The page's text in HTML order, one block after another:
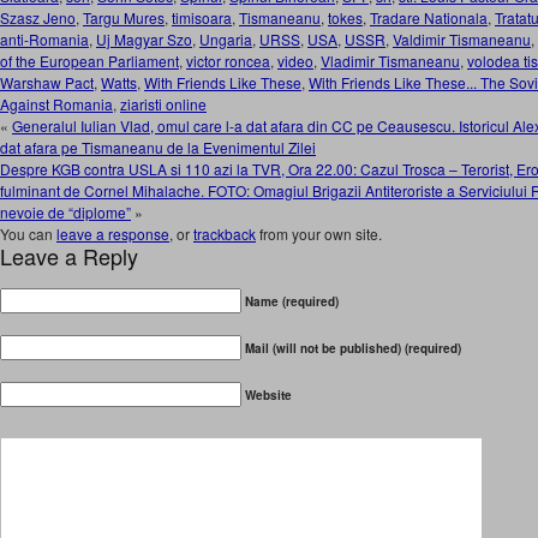
Szasz Jeno, Targu Mures, timisoara, Tismaneanu, tokes, Tradare Nationala,
anti-Romania, Uj Magyar Szo, Ungaria, URSS, USA, USSR, Valdimir Tismaneanu,
of the European Parliament, victor roncea, video, Vladimir Tismaneanu, volodea
Warshaw Pact, Watts, With Friends Like These, With Friends Like These... The
Against Romania, ziaristi online
« Generalul Iulian Vlad, omul care l-a dat afara din CC pe Ceausescu. Istoricul
dat afara pe Tismaneanu de la Evenimentul Zilei
Despre KGB contra USLA si 110 azi la TVR, Ora 22.00: Cazul Trosca – Terorist,
fulminant de Cornel Mihalache. FOTO: Omagiul Brigazii Antiteroriste a Serviciului
nevoie de “diplome” »
You can leave a response, ortrackbackfrom your own site.
Leave a Reply
Name (required)
Mail (will not be published) (required)
Website